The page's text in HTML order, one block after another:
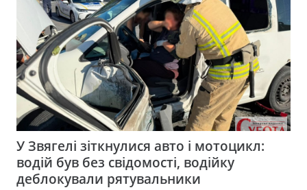
У Звягелі зіткнулися авто і мотоцикл:
водій був без свідомості, водійку
деблокували рятувальники